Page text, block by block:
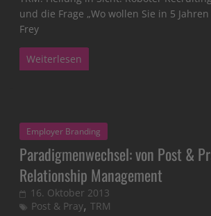
und die Frage „Wo wollen Sie in 5 Jahren
Frey
Weiterlesen
Employer Branding
Paradigmenwechsel: von Post &
Relationship Management
16. Oktober 2013
Post & Pray,TRM